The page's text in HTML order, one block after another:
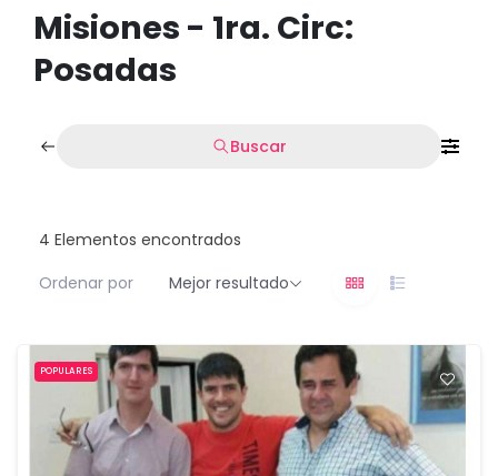
Misiones - 1ra. Circ:
Posadas
Buscar
4 Elementos encontrados
Ordenar por
Mejor resultado
POPULARES